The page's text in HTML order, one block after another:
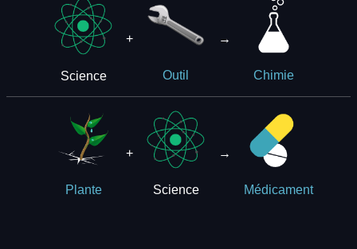
Science
+
Outil
→
Chimie
Plante
+
Science
→
Médicament